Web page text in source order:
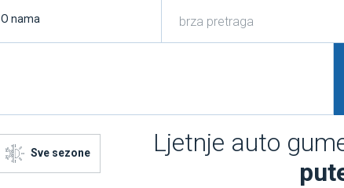
O nama
Sve sezone Ljetnje auto